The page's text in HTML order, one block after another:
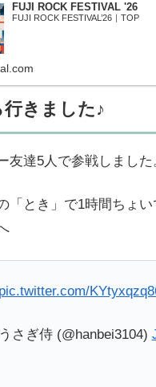
FUJI ROCK FESTIVAL '26
FUJI ROCK FESTIVAL’26｜TOP
きました♪
友達5人で参戦しました
「とき」で1時間ちょい
pic.twitter.com/
さぎ侍 (@hanbei3104)